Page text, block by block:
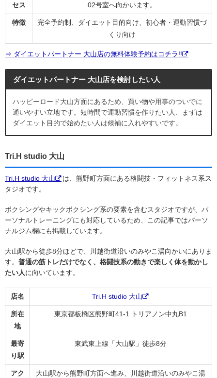
セス
02号室へ向かいます。
特徴
完全予約制、ダイエット目的向け、初心者・運動習慣づ
くり向け
⇒ ダイエットパートナー 大山店の無料体験予約はコチラ!!
ダイエットパートナー 大山店を検討したい人
ハッピーロード大山方面にあるため、買い物や用事のついでに
通いやすい立地です。短時間で運動習慣を作りたい人、まずは
ダイエット目的で始めたい人は候補に入れやすいです。
Tri.H studio 大山
Tri.H studio 大山
は、熊野町方面にある格闘技・フィットネス系ス
タジオです。
ボクシングやキックボクシング系の要素を含むスタジオですが、パ
ーソナルトレーニングにも対応しているため、この記事ではパーソ
ナルジム欄にも掲載しています。
大山駅から徒歩8分ほどで、川越街道沿いのみやこ湯向かいにありま
す。 普通の筋トレだけでなく、格闘技系の動きで楽しく体を動かし
たい人に向いています。
店名 Tri.H studio 大山
所在
地
東京都板橋区熊野町41-1 トリアノン中丸B1
最寄
り駅
東武東上線「大山駅」徒歩8分
アク
大山駅から熊野町方面へ進み、川越街道沿いのみやこ湯